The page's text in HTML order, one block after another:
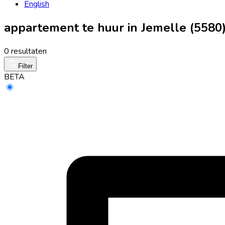
English
appartement te huur in Jemelle
0 resultaten
Filter
BETA